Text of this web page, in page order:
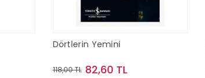
Dörtlerin Yemini
118,00 TL 82,60 TL